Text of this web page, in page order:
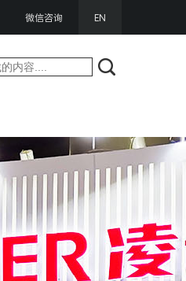
微信咨询 EN